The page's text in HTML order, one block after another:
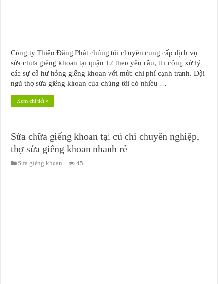
Công ty Thiên Đăng Phát chúng tôi chuyên cung cấp dịch vụ
sửa chữa giếng khoan tại quận 12 theo yêu cầu, thi công xử lý
các sự cố hư hỏng giếng khoan với mức chi phí cạnh tranh. Đội
ngũ thợ sửa giếng khoan của chúng tôi có nhiều …
Xem chi tiết »
Sửa chữa giếng khoan tại củ chi chuyên nghiệp,
thợ sửa giếng khoan nhanh rẻ
Sửa giếng khoan 45